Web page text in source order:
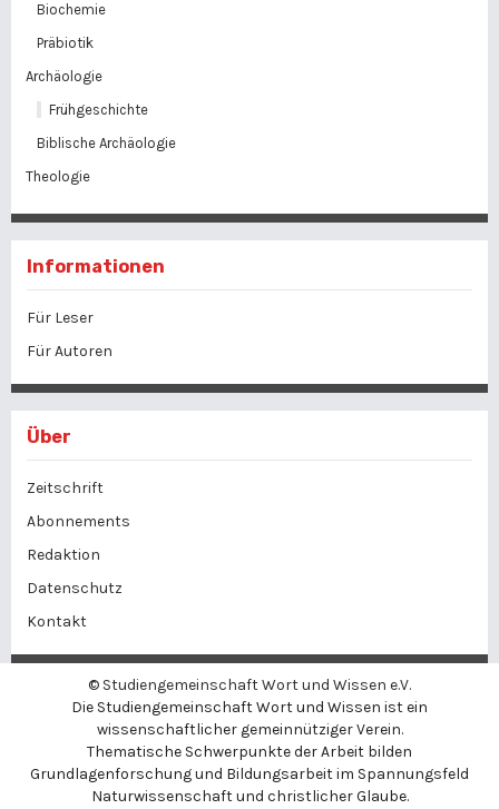
Biochemie
Präbiotik
Archäologie
Frühgeschichte
Biblische Archäologie
Theologie
Informationen
Für Leser
Für Autoren
Über
Zeitschrift
Abonnements
Redaktion
Datenschutz
Kontakt
© Studiengemeinschaft Wort und Wissen e.V.
Die Studiengemeinschaft Wort und Wissen ist ein
wissenschaftlicher gemeinnütziger Verein.
Thematische Schwerpunkte der Arbeit bilden
Grundlagenforschung und Bildungsarbeit im Spannungsfeld
Naturwissenschaft und christlicher Glaube.